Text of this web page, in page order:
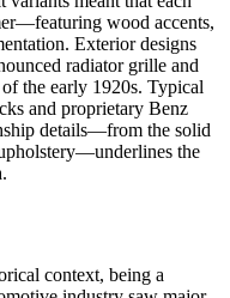
wood accents,
Exterior designs
radiator grille and
the early 1920s. Typical
and proprietary Benz
details—from the solid
the
context, being a